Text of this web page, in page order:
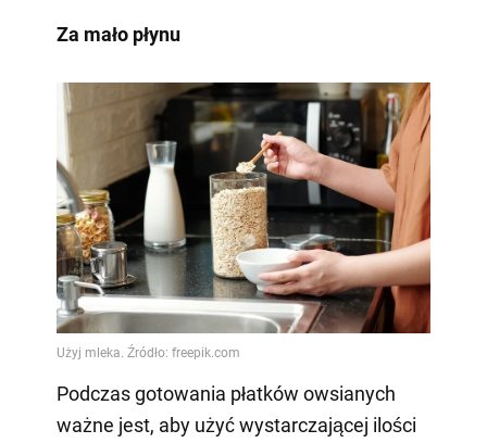
Za mało płynu
Podczas gotowania płatków owsianych
ważne jest, aby użyć wystarczającej ilości